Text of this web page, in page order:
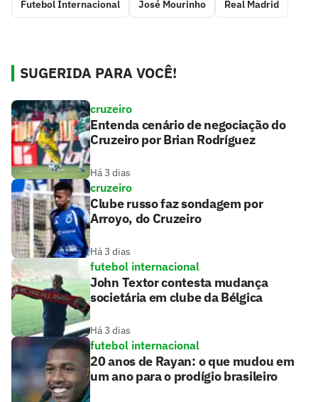
Futebol Internacional José Mourinho Real Madrid
SUGERIDA PARA VOCÊ!
cruzeiro
Entenda cenário de negociação do
Cruzeiro por Brian Rodríguez
Há 3 dias
cruzeiro
Clube russo faz sondagem por
Arroyo, do Cruzeiro
Há 3 dias
futebol internacional
John Textor contesta mudança
societária em clube da Bélgica
Há 3 dias
futebol internacional
20 anos de Rayan: o que mudou em
um ano para o prodígio brasileiro